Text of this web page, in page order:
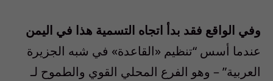
وفي الواقع فقد بدأ اتجاه التسمية هذا في اليمن
عندما أسس “تنظيم «القاعدة» في شبه الجزيرة
العربية” – وهو الفرع المحلي القوي والطموح لـ